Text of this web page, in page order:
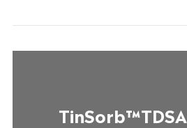
TinSorb™TDSA